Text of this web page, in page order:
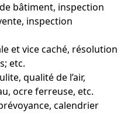
bâtiment, inspection
inspection
et vice caché, résolution
etc.
qualité de l’air,
ocre ferreuse, etc.
calendrier